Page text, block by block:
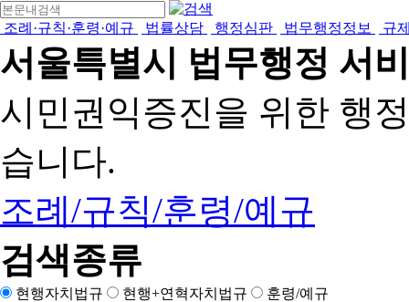
조례·규칙·훈령·예규 법률상담 행정심판 법무행정정보 규
서울특별시 법무행정 서
시민권익증진을 위한 행
습니다.
조례/규칙/훈령/예규
검색종류
현행자치법규 현행+연혁자치법규 훈령/예규